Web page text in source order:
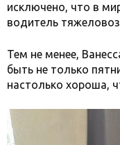
исключено, что в
водитель
Тем не менее,
быть не только
настолько хороша,